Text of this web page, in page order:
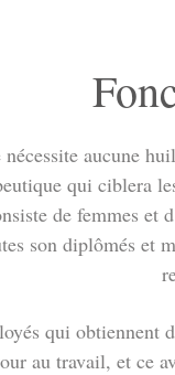
aucune
qui ciblera
de femmes et
son diplômés et
qui obtiennent
au travail, et ce